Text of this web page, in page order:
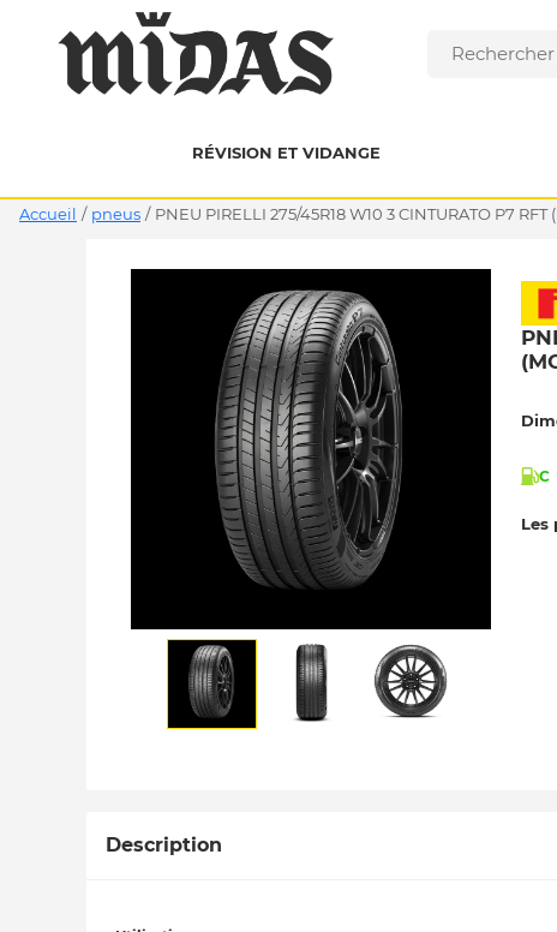
RÉVISION ET VIDANGE
Accueil / pneus / PNEU PIRELLI 275/45R18 W10 3 CINTURATO P7
C
Les
Description